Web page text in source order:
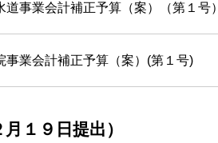
事業会計補正予算（案）（第１号）
事業会計補正予算（案）(第１号)
１９日提出）